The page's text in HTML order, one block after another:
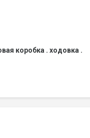
коробка . ходовка .